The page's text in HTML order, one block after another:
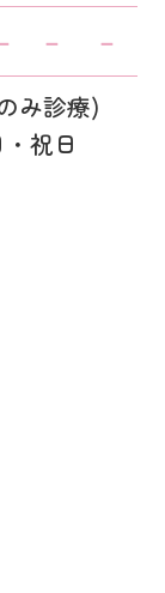
み診療)
祝日
－ －